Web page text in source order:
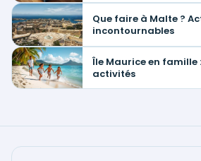
Que faire à Malte ?
incontournables
Île Maurice en famille
activités